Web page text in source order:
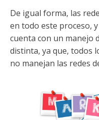
De igual forma, las
en todo este proceso,
cuenta con un manejo
distinta, ya que, todos
no manejan las redes